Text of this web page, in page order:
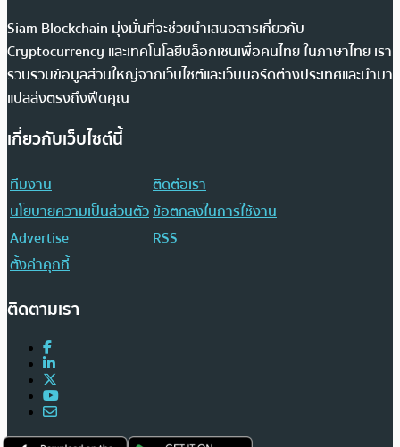
Siam Blockchain มุ่งมั่นที่จะช่วยนำเสนอสารเกี่ยวกับ
Cryptocurrency และเทคโนโลยีบล็อกเชนเพื่อคนไทย ในภาษาไทย เรา
รวบรวมข้อมูลส่วนใหญ่จากเว็บไซต์และเว็บบอร์ดต่างประเทศและนำมา
แปลส่งตรงถึงฟีดคุณ
เกี่ยวกับเว็บไซต์นี้
ทีมงาน
ติดต่อเรา
นโยบายความเป็นส่วนตัวข้อตกลงในการใช้งาน
Advertise
RSS
ตั้งค่าคุกกี้
ติดตามเรา